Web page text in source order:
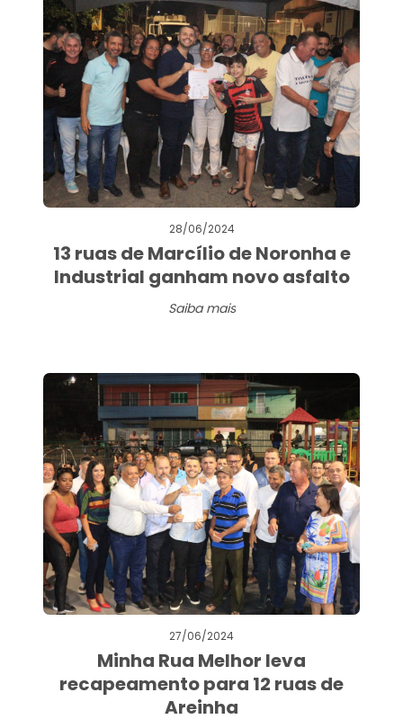
28/06/2024
13 ruas de Marcílio de Noronha e
Industrial ganham novo asfalto
Saiba mais
27/06/2024
Minha Rua Melhor leva
recapeamento para 12 ruas de
Areinha